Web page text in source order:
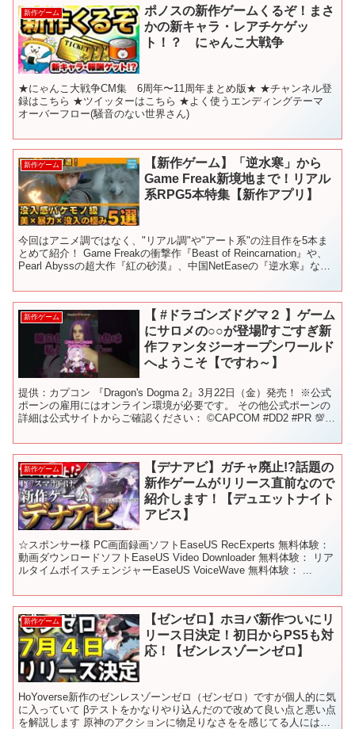
新作ゲーム
ポノスの新作ゲームくるぞ！まさ
かの新キャラ・レアチケゲッ
ト！？ にゃんこ大戦争
★にゃんこ大戦争CM集 6周年〜11周年まとめ版★ ★チャンネル登
録はこちら ★ツイッターはこちら ★よく使うエンディングテーマ
オーバーフロー(騒音のない世界さん)
新作ゲーム
【新作ゲーム】「逆水寒」から
Game Freak新境地まで！リアル
系RPG5本特集【新作アプリ】
今回はアニメ調ではなく、"リアル調"や"アート系"の注目作を5本ま
とめて紹介！ Game Freakの衝撃作『Beast of Reincarnation』や、
Pearl Abyssの超大作『紅の砂漠』、中国NetEaseの『逆水寒』な
新作ゲーム
【 #ドラゴンズドグマ２ 】ゲーム
にサロメの○○が登場⁉すごすぎ新
作ファンタジーオープンワールド
へようこそ【ですわ～】
提供：カプコン 『Dragon's Dogma 2』3月22日（金）発売！ ※公式
ポーンの雇用にはオンライン環境が必要です。 その他公式ポーンの
詳細は公式サイトからご確認ください： ©CAPCOM #DD2 #PR 💯未
新作ゲーム
【デナアビ】ガチャ廃止!?話題の
新作ゲームがリリース直前なので
紹介します！【デュエットナイト
アビス】
☆スポンサー様 PC画面録画ソフトEaseUS RecExperts 無料体験：
動画ダウンロードソフトEaseUS Video Downloader 無料体験： リア
ルタイムボイスチェンジャーEaseUS VoiceWave 無料体験： ...
新作ゲーム
【ゼンゼロ】ホヨバ新作ついにリ
リース日決定！初日からPS5も対
応！【ゼンレスゾーンゼロ】
HoYoverse新作のゼンレスゾーンゼロ（ゼンゼロ）ですが個人的に気
に入っていて βテストをかなりやり込んだので改めて良い点と悪い点
を解説します 原神のアクションに物足りなさをを感じてる人にはオ